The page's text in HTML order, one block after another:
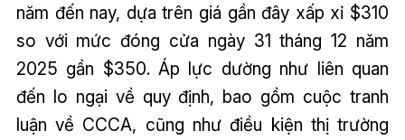
năm đến nay, dựa trên giá gần đây xấp xỉ $310
so với mức đóng cửa ngày 31 tháng 12 năm
2025 gần $350. Áp lực dường như liên quan
đến lo ngại về quy định, bao gồm cuộc tranh
luận về CCCA, cũng như điều kiện thị trường